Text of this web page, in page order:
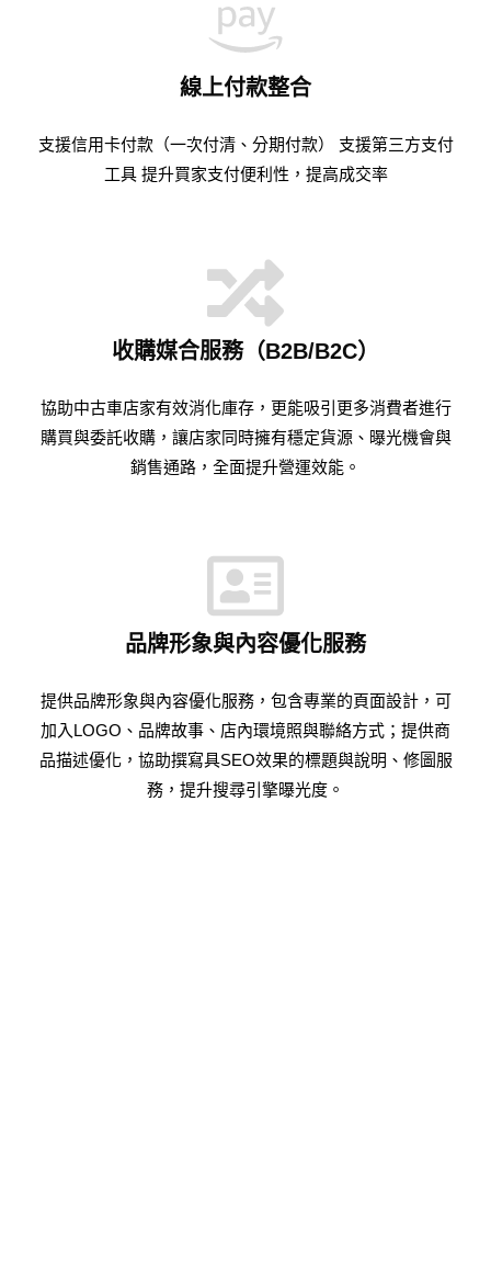
線上付款整合
支援信用卡付款（一次付清、分期付款） 支援第三方支付
工具 提升買家支付便利性，提高成交率
收購媒合服務（B2B/B2C）
協助中古車店家有效消化庫存，更能吸引更多消費者進行
購買與委託收購，讓店家同時擁有穩定貨源、曝光機會與
銷售通路，全面提升營運效能。
品牌形象與內容優化服務
提供品牌形象與內容優化服務，包含專業的頁面設計，可
加入LOGO、品牌故事、店內環境照與聯絡方式；提供商
品描述優化，協助撰寫具SEO效果的標題與說明、修圖服
務，提升搜尋引擎曝光度。